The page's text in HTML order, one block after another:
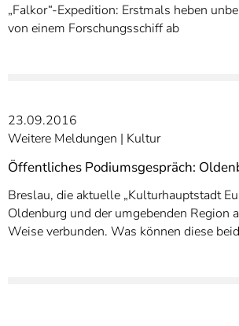
„Falkor“-Expedition: Erstmals heben
von einem Forschungsschiff ab
23.09.2016
Weitere Meldungen
Kultur
Öffentliches Podiumsgespräch:
Breslau, die aktuelle „Kulturhauptstadt
Oldenburg und der umgebenden Region
Weise verbunden. Was können diese